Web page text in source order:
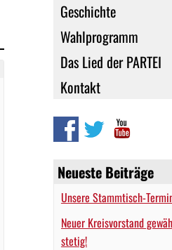
Geschichte
Wahlprogramm
Das Lied der PARTEI
Kontakt
Neueste Beiträge
Unsere Stammtisch-
Neuer Kreisvorstand
stetig!